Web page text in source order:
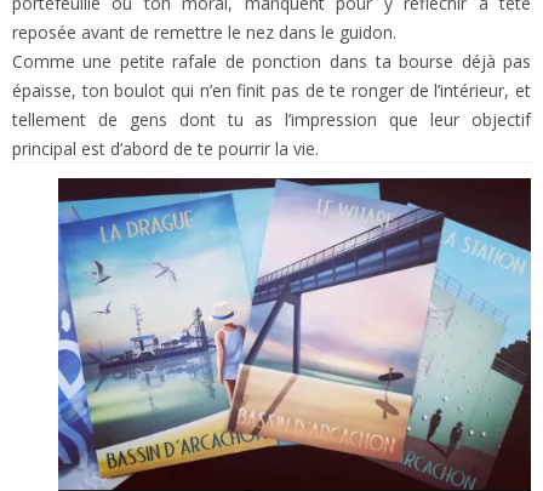
reposée avant de remettre le nez dans le guidon.
Comme une petite rafale de ponction dans ta bourse déjà pas
épaisse, ton boulot qui n’en finit pas de te ronger de l’intérieur, et
tellement de gens dont tu as l’impression que leur objectif
principal est d’abord de te pourrir la vie.